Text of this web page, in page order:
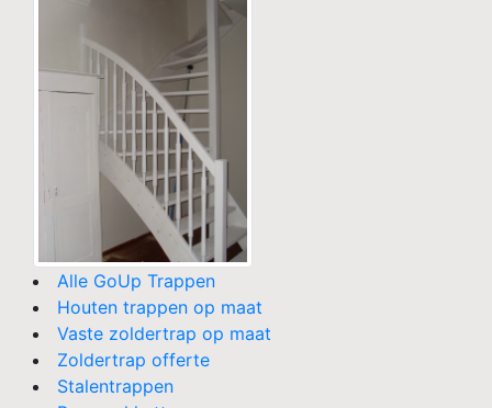
Alle GoUp Trappen
Houten trappen op maat
Vaste zoldertrap op maat
Zoldertrap offerte
Stalentrappen